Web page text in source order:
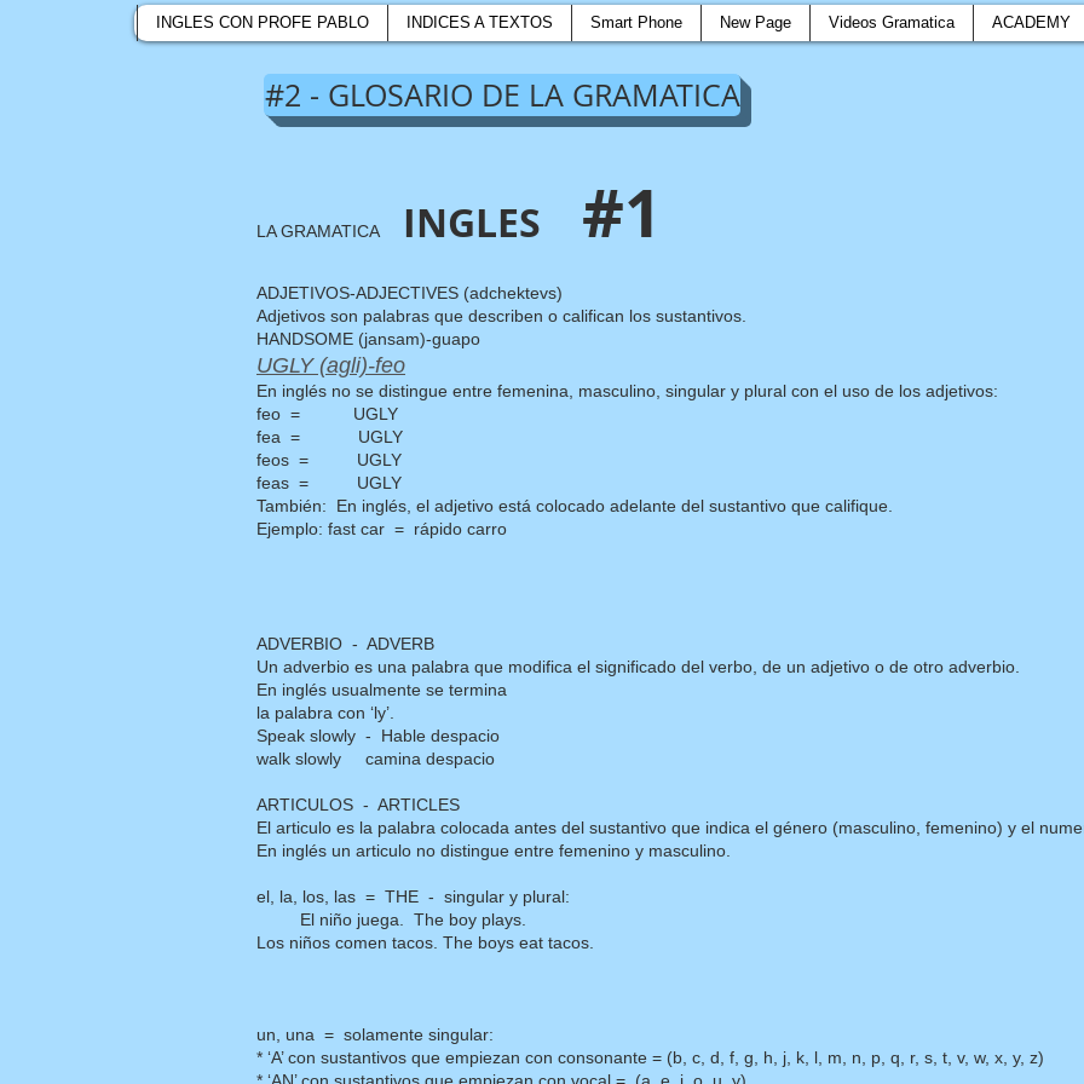
INGLES CON PROFE PABLO INDICES A TEXTOS Smart Phone New Page Videos Gramatica ACADEMY
#2 - GLOSARIO DE LA GRAMATICA
LA GRAMATICA INGLES #1
ADJETIVOS-ADJECTIVES (adchektevs)
Adjetivos son palabras que describen o califican los sustantivos.
HANDSOME (jansam)-guapo
UGLY (agli)-feo
En inglés no se distingue entre femenina, masculino, singular y plural con el uso de los adjetivos:
feo = UGLY
fea = UGLY
feos = UGLY
feas = UGLY
También: En inglés, el adjetivo está colocado adelante del sustantivo que califique.
Ejemplo: fast car = rápido carro
ADVERBIO - ADVERB
Un adverbio es una palabra que modifica el significado del verbo, de un adjetivo o de otro adverbio.
En inglés usualmente se termina
la palabra con ‘ly’.
Speak slowly - Hable despacio
walk slowly camina despacio
ARTICULOS - ARTICLES
El articulo es la palabra colocada antes del sustantivo que indica el género (masculino, femenino) y el
En inglés un articulo no distingue entre femenino y masculino.
el, la, los, las = THE - singular y plural:
El niño juega. The boy plays.
Los niños comen tacos. The boys eat tacos.
un, una = solamente singular:
* ‘A’ con sustantivos que empiezan con consonante = (b, c, d, f, g, h, j, k, l, m, n, p, q, r, s, t, v, w, x, y, z)